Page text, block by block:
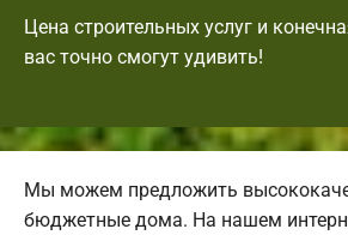
Цена строительных услуг и
вас точно смогут удивить!
Мы можем предложить
бюджетные дома. На нашем